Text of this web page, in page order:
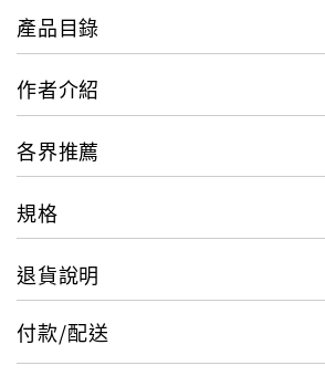
哪一句？】 a. 我早該這麼做 b.
一個問題的回答假若是a，你千萬要當
億萬富翁，全因改變習慣「我用假日
者基斯．史密斯猛然醒悟！他開始積
現，有錢人都具備「10個秘密習慣」
過往觀念與陋習，終於從「月光族」
資產的成功創業家。★你聊的話題，
「只要和我聊一個鐘頭，我就能推估
史密斯鐵口直斷地說。他發現薪水族
總是怨天尤人；反之，有錢人喜歡交
產品目錄
作者介紹
各界推薦
規格
退貨說明
付款/配送